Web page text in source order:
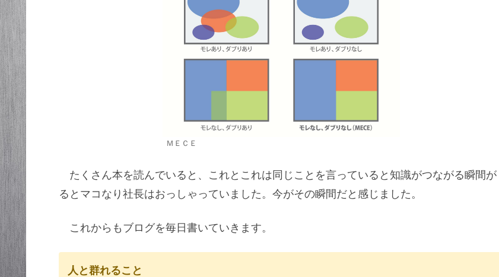
ＭＥＣＥ
たくさん本を読んでいると、これとこれは同じことを言っていると知識がつながる瞬間が
るとマコなり社長はおっしゃっていました。今がその瞬間だと感じました。
これからもブログを毎日書いていきます。
人と群れること